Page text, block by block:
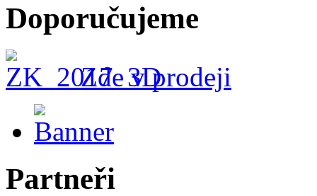
Doporučujeme
Zde v prodeji
Partneři